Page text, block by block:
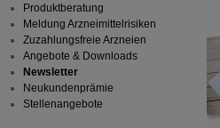
Produktberatung
Meldung Arzneimittelrisiken
Zuzahlungsfreie Arzneien
Angebote & Downloads
Newsletter
Neukundenprämie
Stellenangebote